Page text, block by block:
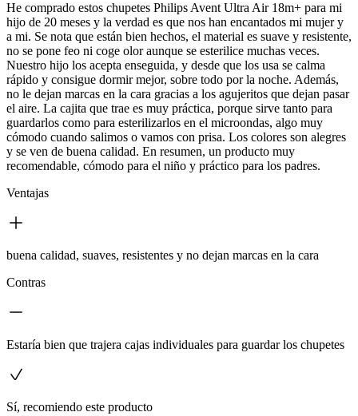
He comprado estos chupetes Philips Avent Ultra Air 18m+ para mi
hijo de 20 meses y la verdad es que nos han encantados mi mujer y
a mi. Se nota que están bien hechos, el material es suave y resistente,
no se pone feo ni coge olor aunque se esterilice muchas veces.
Nuestro hijo los acepta enseguida, y desde que los usa se calma
rápido y consigue dormir mejor, sobre todo por la noche. Además,
no le dejan marcas en la cara gracias a los agujeritos que dejan pasar
el aire. La cajita que trae es muy práctica, porque sirve tanto para
guardarlos como para esterilizarlos en el microondas, algo muy
cómodo cuando salimos o vamos con prisa. Los colores son alegres
y se ven de buena calidad. En resumen, un producto muy
recomendable, cómodo para el niño y práctico para los padres.
Ventajas
buena calidad, suaves, resistentes y no dejan marcas en la cara
Contras
Estaría bien que trajera cajas individuales para guardar los chupetes
Sí, recomiendo este producto